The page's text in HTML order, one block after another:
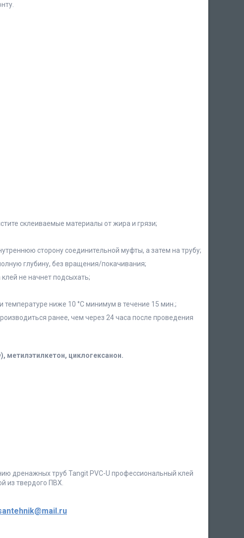
склеиваемые материалы от жира и грязи;
сторону соединительной муфты, а затем на трубу;
глубину, без вращения/покачивания;
не начнет подсыхать;
ниже 10 °С минимум в течение 15 мин.;
ранее, чем через 24 часа после проведения
метилэтилкетон, циклогексанон.
дренажных труб Tangit PVC-U профессиональный клей
из твердого ПВХ.